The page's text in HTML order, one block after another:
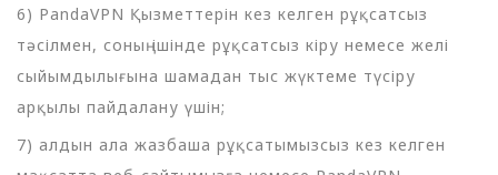
6) PandaVPN Қызметтерін кез келген рұқсатсыз
тәсілмен, соның ішінде рұқсатсыз кіру немесе желі
сыйымдылығына шамадан тыс жүктеме түсіру
арқылы пайдалану үшін;
7) алдын ала жазбаша рұқсатымызсыз кез келген